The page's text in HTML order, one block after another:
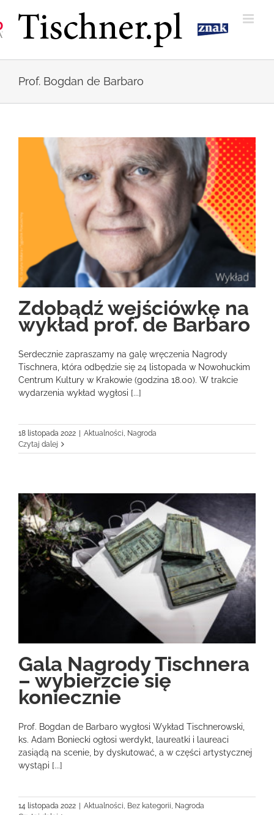
zawartości
Prof. Bogdan de Barbaro
Zdobądź wejściówkę na
wykład prof. de Barbaro
Serdecznie zapraszamy na galę wręczenia Nagrody
Tischnera, która odbędzie się 24 listopada w Nowohuckim
Centrum Kultury w Krakowie (godzina 18.00). W trakcie
wydarzenia wykład wygłosi [...]
18 listopada 2022 Aktualności, Nagroda
Czytaj dalej
Gala Nagrody Tischnera
– wybierzcie się
koniecznie
Prof. Bogdan de Barbaro wygłosi Wykład Tischnerowski,
ks. Adam Boniecki ogłosi werdykt, laureatki i laureaci
zasiądą na scenie, by dyskutować, a w części artystycznej
wystąpi [...]
14 listopada 2022 | Aktualności, Bez kategorii, Nagroda